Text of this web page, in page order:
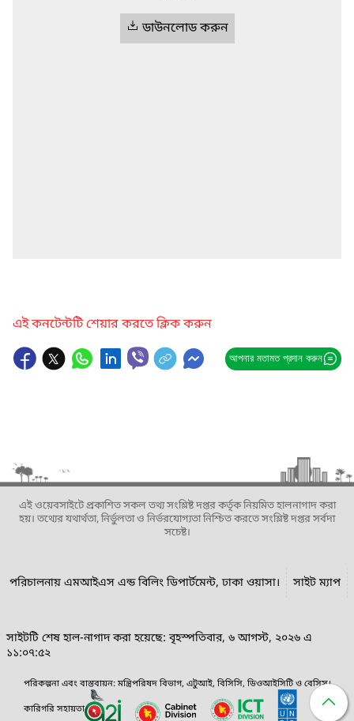
ডাউনলোড করুন
এই কনটেন্টটি শেয়ার করতে ক্লিক করুন
আপনার মতামত প্রদান করুন
এই ওয়েবসাইটে প্রকাশিত সকল তথ্য সংশ্লিষ্ট দপ্তর কর্তৃক নিয়মিত হালনাগাদ করা
হয়। তথ্যের যথার্থতা, নির্ভুলতা ও নির্ভরযোগ্যতা নিশ্চিত করতে সংশ্লিষ্ট দপ্তর সর্বদা
সচেষ্ট।
পরিচালনায় এমআইএস এন্ড বিলিং ডিপার্টমেন্ট, ঢাকা ওয়াসা। সাইট ম্যাপ
সাইটটি শেষ হাল-নাগাদ করা হয়েছে: বৃহস্পতিবার, ৬ আগস্ট, ২০২৬ এ
১১:০৭:৫২
পরিকল্পনা এবং বাস্তবায়ন: মন্ত্রিপরিষদ বিভাগ, এটুআই, বিসিসি, ডিওআইসিটি ও বেসিস।
কারিগরি সহায়তা